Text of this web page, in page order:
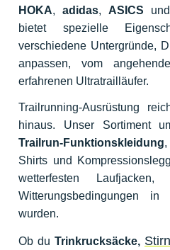
HOKA, adidas, ASICS
bietet spezielle
verschiedene Untergründe,
anpassen, vom
erfahrenen Ultratrailläufer.
Trailrunning-Ausrüstung
hinaus. Unser Sortiment
Trailrun-Funktionskleidung
Shirts und
wetterfesten
Witterungsbedingungen
wurden.
Ob du Trinkrucksäcke,